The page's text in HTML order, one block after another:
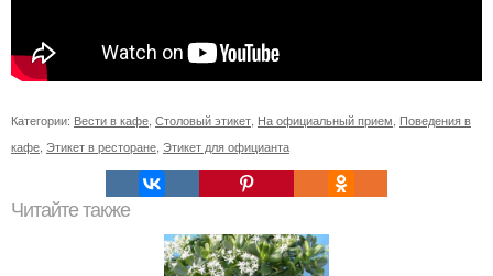
Категории: Вести в кафе Столовый этикет На официальный прием Поведения в
кафе Этикет в ресторане Этикет для официанта
Читайте также